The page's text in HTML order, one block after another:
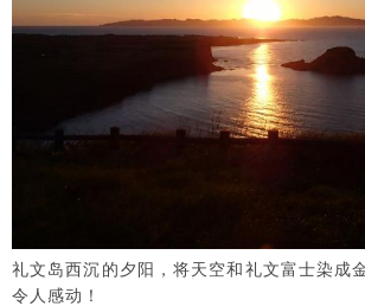
礼文岛西沉的夕阳，将天空和礼文富士染成
令人感动！